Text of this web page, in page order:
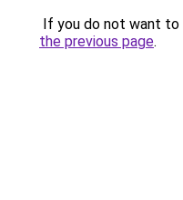
If you do not want to
the previous page.